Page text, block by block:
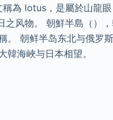
為 lotus，是屬於山龍眼
之风物。 朝鮮半島（）
。 朝鲜半岛东北与俄罗
韓海峽与日本相望。